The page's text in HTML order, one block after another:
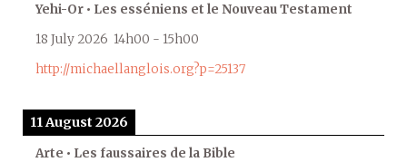
Yehi-Or • Les esséniens et le Nouveau Testament
18 July 2026 14h00 - 15h00
http://michaellanglois.org?p=25137
11 August 2026
Arte • Les faussaires de la Bible